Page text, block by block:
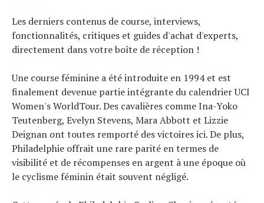
Les derniers contenus de course, interviews,
fonctionnalités, critiques et guides d'achat d'experts,
directement dans votre boîte de réception !
Une course féminine a été introduite en 1994 et est
finalement devenue partie intégrante du calendrier UCI
Women's WorldTour. Des cavalières comme Ina-Yoko
Teutenberg, Evelyn Stevens, Mara Abbott et Lizzie
Deignan ont toutes remporté des victoires ici. De plus,
Philadelphie offrait une rare parité en termes de
visibilité et de récompenses en argent à une époque où
le cyclisme féminin était souvent négligé.